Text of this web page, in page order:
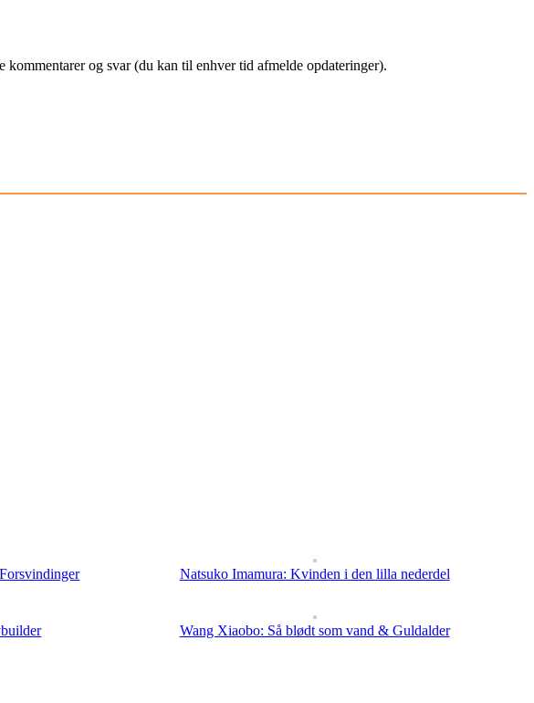
og svar (du kan til enhver tid afmelde opdateringer).
Natsuko Imamura: Kvinden i den lilla nederdel
Wang Xiaobo: Så blødt som vand & Guldalder